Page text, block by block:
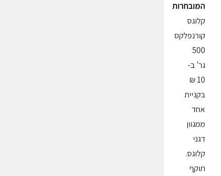
המובחרות
קלוגס
קורנפלקס
500
גר' ב-
10 ₪
בקניית
אחד
ממגוון
דגני
קלוגס.
תוקף